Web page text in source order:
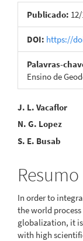
Publicado:
DOI: https://
Palavras-
Ensino de
Conteúdo
do
artigo
principal
J. L. Vacaflor
N. G. Lopez
S. E. Busab
Resumo
In order to
the world
globalization, it
with high